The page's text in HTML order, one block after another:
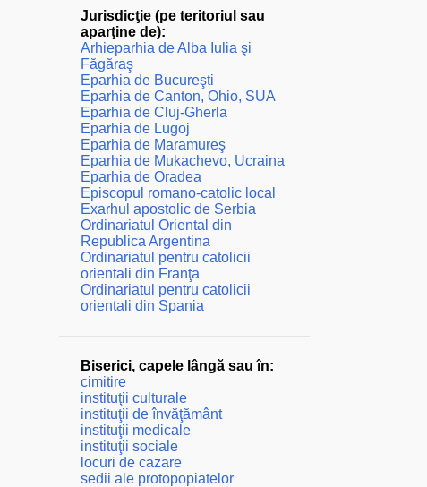
Jurisdicţie (pe teritoriul sau
aparţine de):
Arhieparhia de Alba Iulia şi
Făgăraş
Eparhia de Bucureşti
Eparhia de Canton, Ohio, SUA
Eparhia de Cluj-Gherla
Eparhia de Lugoj
Eparhia de Maramureş
Eparhia de Mukachevo, Ucraina
Eparhia de Oradea
Episcopul romano-catolic local
Exarhul apostolic de Serbia
Ordinariatul Oriental din
Republica Argentina
Ordinariatul pentru catolicii
orientali din Franţa
Ordinariatul pentru catolicii
orientali din Spania
Biserici, capele lângă sau în:
cimitire
instituţii culturale
instituţii de învăţământ
instituţii medicale
instituţii sociale
locuri de cazare
sedii ale protopopiatelor